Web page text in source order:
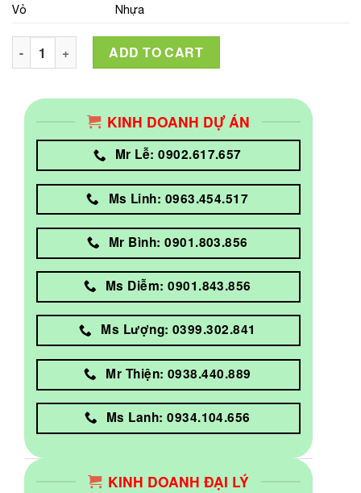
Vỏ
Nhựa
CAMERA HIKVISION DS-2CE76D0T-ITPFS quantity
ADD TO CART
KINH DOANH DỰ ÁN
Mr Lễ: 0902.617.657
Ms Linh: 0963.454.517
Mr Bình: 0901.803.856
Ms Diễm: 0901.843.856
Ms Lượng: 0399.302.841
Mr Thiện: 0938.440.889
Ms Lanh: 0934.104.656
KINH DOANH ĐẠI LÝ